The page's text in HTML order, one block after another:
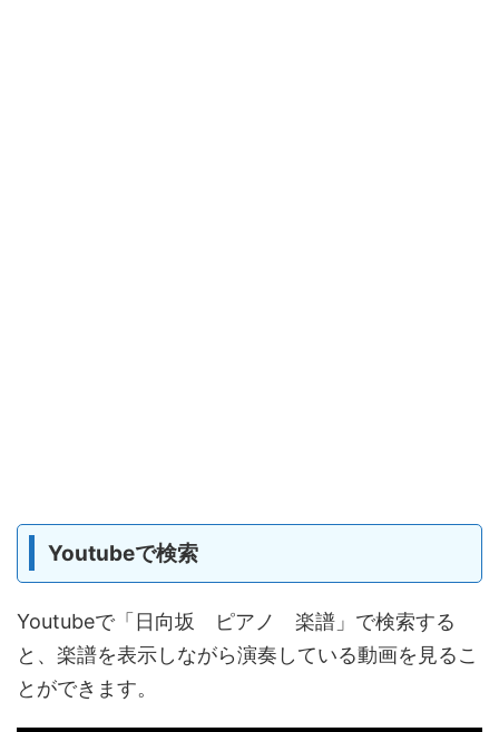
Youtubeで検索
Youtubeで「日向坂 ピアノ 楽譜」で検索する
と、楽譜を表示しながら演奏している動画を見るこ
とができます。